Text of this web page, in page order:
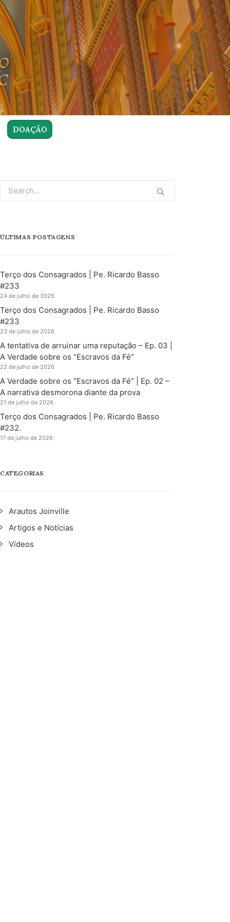
DOAÇÃO
ÚLTIMAS POSTAGENS
Terço dos Consagrados | Pe. Ricardo Basso
#233
24 de julho de 2026
Terço dos Consagrados | Pe. Ricardo Basso
#233
23 de julho de 2026
A tentativa de arruinar uma reputação – Ep. 03 |
A Verdade sobre os “Escravos da Fé”
22 de julho de 2026
A Verdade sobre os “Escravos da Fé” | Ep. 02 –
A narrativa desmorona diante da prova
21 de julho de 2026
Terço dos Consagrados | Pe. Ricardo Basso
#232.
17 de julho de 2026
CATEGORIAS
Arautos Joinville
Artigos e Notícias
Vídeos